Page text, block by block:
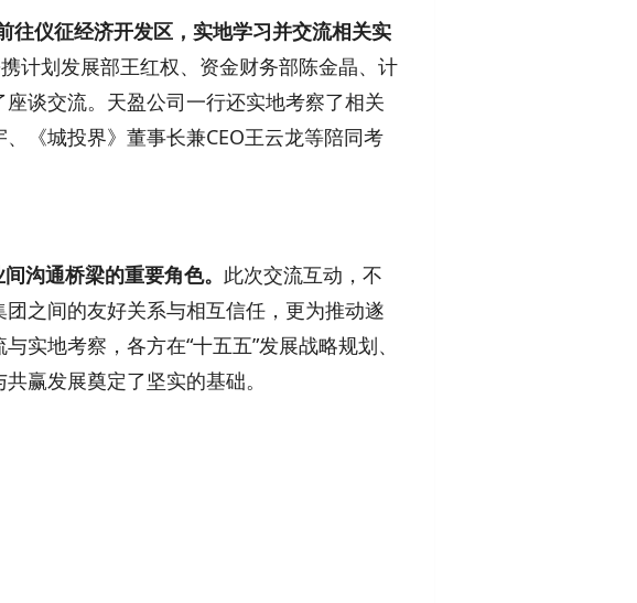
往仪征经济开发区，实地学习并交流相关实
计划发展部王红权、资金财务部陈金晶、计
谈交流。天盈公司一行还实地考察了相关
《城投界》董事长兼CEO王云龙等陪同考
沟通桥梁的重要角色。 此次交流互动，不
之间的友好关系与相互信任，更为推动遂
地考察，各方在“十五五”发展战略规划、
赢发展奠定了坚实的基础。